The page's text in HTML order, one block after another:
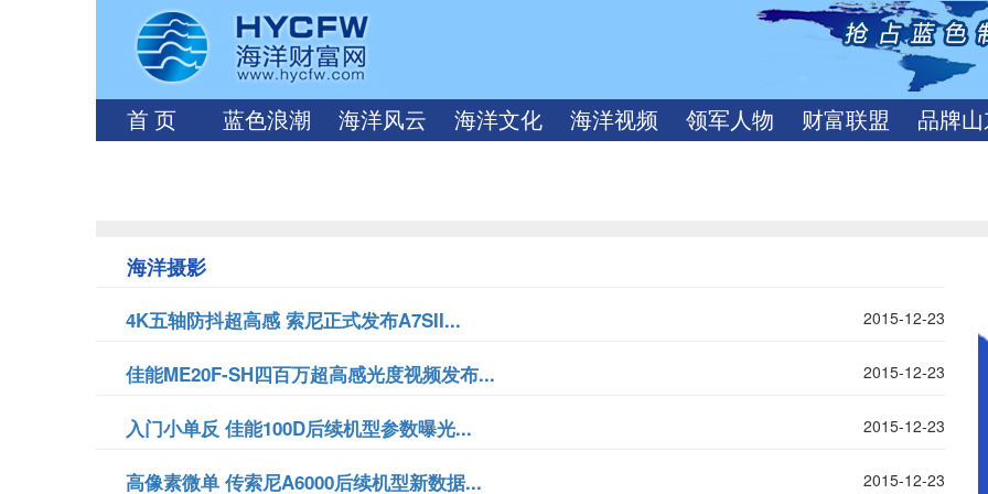
首 页 蓝色浪潮 海洋风云 海洋文化 海洋视频 领军人物 财富联盟 品牌
海洋摄影
4K五轴防抖超高感 索尼正式发布A7SII... 2015-12-23
佳能ME20F-SH四百万超高感光度视频发布... 2015-12-23
入门小单反 佳能100D后续机型参数曝光... 2015-12-23
高像素微单 传索尼A6000后续机型新数据... 2015-12-23